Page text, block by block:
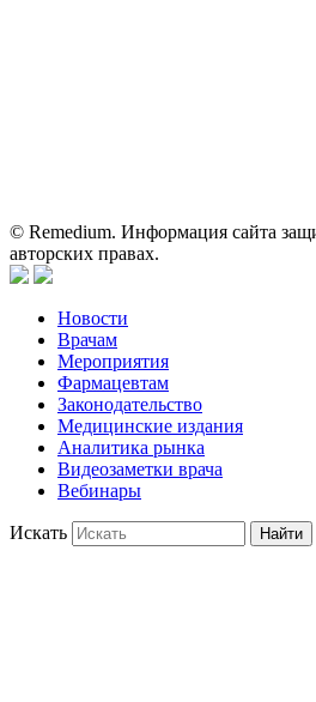
© Remedium. Информация сайта
авторских правах.
Новости
Врачам
Мероприятия
Фармацевтам
Законодательство
Медицинские издания
Аналитика рынка
Видеозаметки врача
Вебинары
Искать Найти